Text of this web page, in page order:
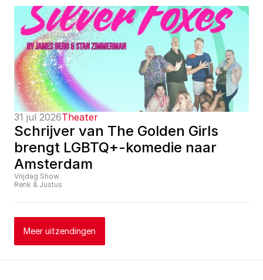
31 jul 2026Theater
Schrijver van The Golden Girls
brengt LGBTQ+-komedie naar
Amsterdam
Vrijdag Show
Renk & Justus
Meer uitzendingen